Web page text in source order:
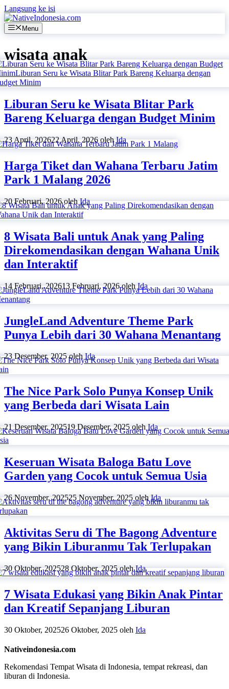
Langsung ke isi
Menu
wisata anak
Liburan Seru ke Wisata Blitar Park
Bareng Keluarga dengan Budget Minim
23 April, 202622 April, 2026 olehIda
Harga Tiket dan Wahana Terbaru Jatim
Park 1 Malang 2026
20 Februari, 2026 olehIda
8 Wisata Bali untuk Anak yang Paling
Direkomendasikan dengan Wahana Unik
dan Interaktif
14 Februari, 202613 Februari, 2026 olehIda
JungleLand Adventure Theme Park
Punya Lebih dari 30 Wahana Menantang
23 Desember, 2025 olehIda
The Nice Park Solo Punya Konsep Unik
yang Berbeda dari Wisata Lain
21 Desember, 202519 Desember, 2025 olehIda
Keseruan Wisata Baloga Batu Love
Garden yang Cocok untuk Semua Usia
26 November, 202525 November, 2025 olehIda
Aktivitas Seru di The Bagong Adventure
yang Bikin Liburanmu Tak Terlupakan
30 Oktober, 202528 Oktober, 2025 olehIda
7 Wisata Edukasi yang Bikin Anak Pintar
dan Kreatif Sepanjang Liburan
30 Oktober, 202526 Oktober, 2025 oleh Ida
Nativeindonesia.com
Rekomendasi Tempat Wisata di Indonesia, tempat rekreasi, dan
liburan di Indonesia.